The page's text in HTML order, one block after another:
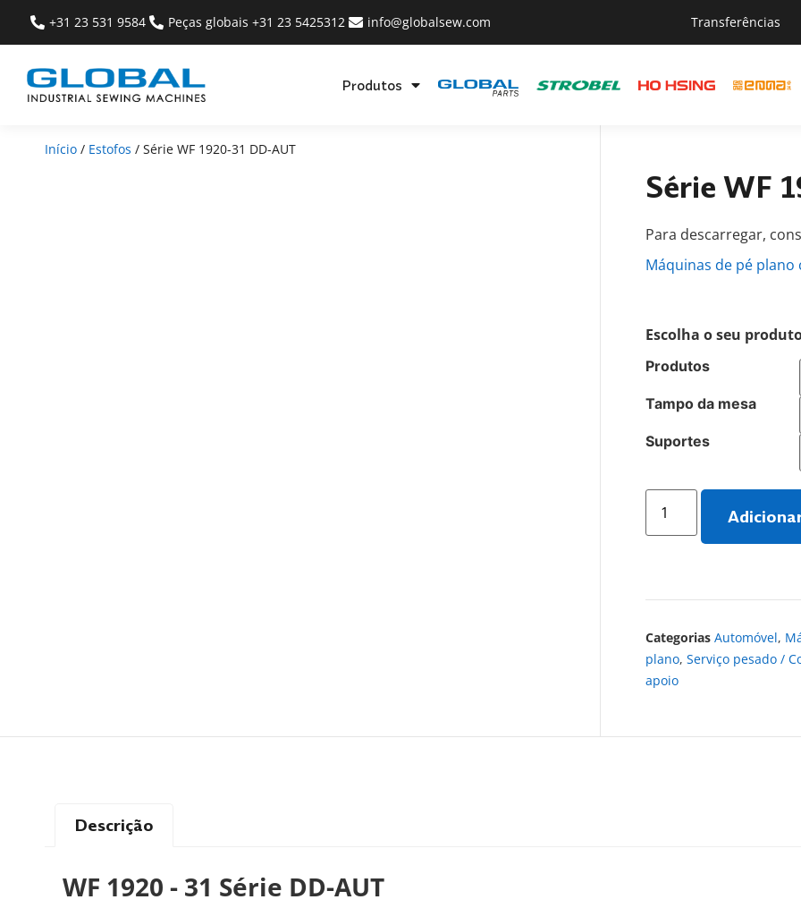
+31 23 531 9584 Peças globais +31 23 5425312 info@globalsew.com Transferências
Produtos
Início / Estofos / Série WF 1920-31 DD-AUT
Série WF
Para descarregar,
Máquinas de pé
Produtos
Escolha o seu
Tampo da mesa
Suportes
Categorias Automóvel,
plano, Serviço pesado /
apoio
Descrição
WF 1920 - 31 Série DD-AUT